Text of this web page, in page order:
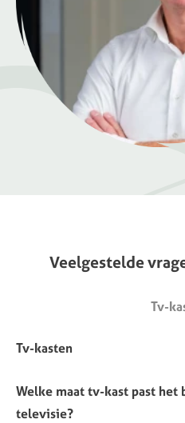
Veelgestelde
Tv-
Tv-kasten
Welke maat tv-kast past het
televisie?